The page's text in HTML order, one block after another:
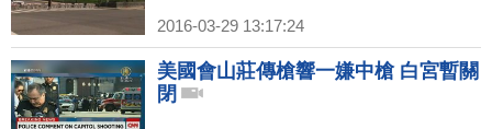
2016-03-29 13:17:24
美國會山莊傳槍響一嫌中槍 白宮暫關
閉